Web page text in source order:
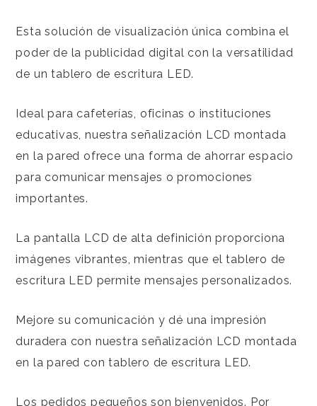
Esta solución de visualización única combina el
poder de la publicidad digital con la versatilidad
de un tablero de escritura LED.
Ideal para cafeterías, oficinas o instituciones
educativas, nuestra señalización LCD montada
en la pared ofrece una forma de ahorrar espacio
para comunicar mensajes o promociones
importantes.
La pantalla LCD de alta definición proporciona
imágenes vibrantes, mientras que el tablero de
escritura LED permite mensajes personalizados.
Mejore su comunicación y dé una impresión
duradera con nuestra señalización LCD montada
en la pared con tablero de escritura LED.
Los pedidos pequeños son bienvenidos. Por